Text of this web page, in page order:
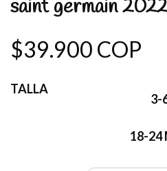
saint germain
$39.900 COP
TALLA
3-
18-24